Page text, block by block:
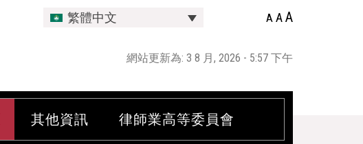
繁體中文 A AA
網站更新為: 3 8 月, 2026 - 5:57 下午
其他資訊 律師業高等委員會